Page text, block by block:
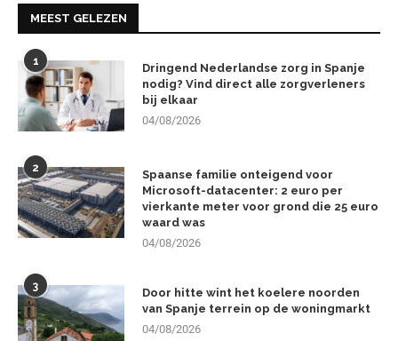
MEEST GELEZEN
1
Dringend Nederlandse zorg in Spanje
nodig? Vind direct alle zorgverleners
bij elkaar
04/08/2026
2
Spaanse familie onteigend voor
Microsoft-datacenter: 2 euro per
vierkante meter voor grond die 25 euro
waard was
04/08/2026
3
Door hitte wint het koelere noorden
van Spanje terrein op de woningmarkt
04/08/2026